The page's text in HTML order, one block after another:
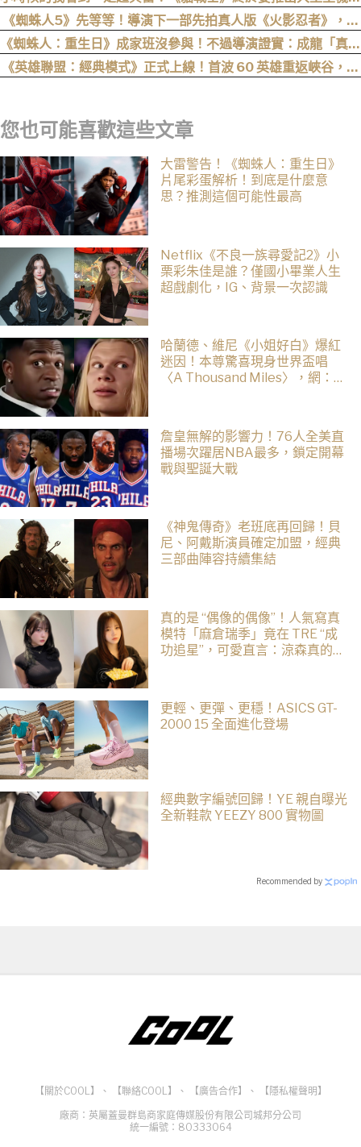
戲！《Warrior Cats: Clans of the Forest》今年秋季登場，
自創貓咪加入四大部族冒險
《蜘蛛人5》先等等！導演下一部先拍真人版《火影忍者》，電
影目前仍處於前製階段
《蜘蛛人：重生日》成家班沒參與！不過導演證實：成龍「真的
有來片場」
《英雄聯盟：經典模式》正式上線！首波 60 英雄重返峽谷，阿
您也可能喜歡這些文章
大雷警告！《蜘蛛人：重生日》
片尾彩蛋解析！到底是什麼意
思？推測這個可能性最高
Netflix《不良一族尋愛記2》小
栗彩朱佳是誰？僅國小畢業人生
超戲劇化，IG、背景一次認識
哈蘭德、維尼《小姐好白》爆紅
迷因！本尊驚喜現身世界盃唱
〈A Thousand Miles〉，網：文
詹皇無解的影響力！76人全美直
播場次躍居NBA最多，鎖定開幕
戰與聖誕大戰
《神鬼傳奇》老班底再回歸！貝
尼、阿戴斯演員確定加盟，經典
三部曲陣容持續集結
真的是 “偶像的偶像”！人氣寫真
模特「麻倉瑞季」竟在 TRE “成
功追星”，可愛直言：涼森真的太
更輕、更彈、更穩！ASICS GT-
2000 15 全面進化登場
經典數字編號回歸！YE 親自曝光
全新鞋款 YEEZY 800 實物圖
Recommended by
【關於COOL】 、 【聯絡COOL】 、 【廣告合作】 、
【隱私權聲明】
廠商：英屬蓋曼群島商家庭傳媒股份有限公司城邦分公司
統一編號：80333064